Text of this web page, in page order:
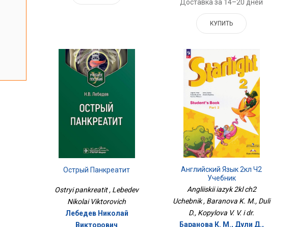
Доставка за 14–20 дней
КУПИТЬ
Острый Панкреатит
Ostryi pankreatit , Lebedev
Nikolai Viktorovich
Лебедев Николай
Викторович
Английский Язык 2кл Ч2
Учебник
Angliiskii iazyk 2kl ch2
Uchebnik , Baranova K. M., Duli
D., Kopylova V. V. i dr.
Баранова К. М., Дули Д.,